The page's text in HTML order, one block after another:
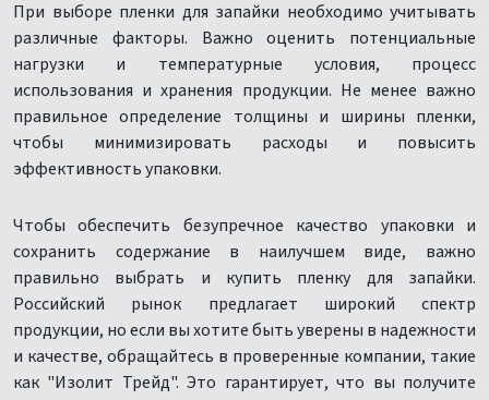
При выборе пленки для запайки необходимо учитывать
различные факторы. Важно оценить потенциальные
нагрузки и температурные условия, процесс
использования и хранения продукции. Не менее важно
правильное определение толщины и ширины пленки,
чтобы минимизировать расходы и повысить
эффективность упаковки.
Чтобы обеспечить безупречное качество упаковки и
сохранить содержание в наилучшем виде, важно
правильно выбрать и купить пленку для запайки.
Российский рынок предлагает широкий спектр
продукции, но если вы хотите быть уверены в надежности
и качестве, обращайтесь в проверенные компании, такие
как "Изолит Трейд". Это гарантирует, что вы получите